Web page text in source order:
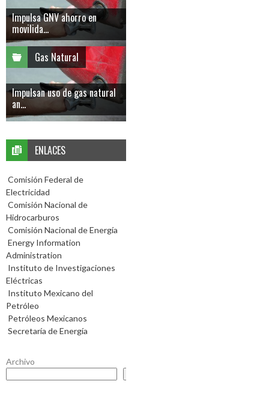
Impulsa GNV ahorro en
movilida...
Gas Natural
Impulsan uso de gas natural
an...
ENLACES
Comisión Federal de
Electricidad
Comisión Nacional de
Hidrocarburos
Comisión Nacional de Energía
Energy Information
Administration
Instituto de Investigaciones
Eléctricas
Instituto Mexicano del
Petróleo
Petróleos Mexicanos
Secretaría de Energía
Archivo